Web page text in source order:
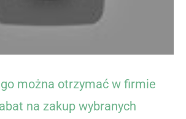
można otrzymać w firmie
na zakup wybranych